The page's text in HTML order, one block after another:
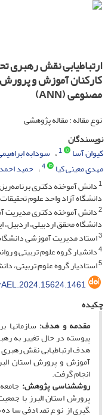
ارتباط‌یابی نقش رهبری
کارکنان آموزش و
مصنوعی (ANN)
نوع مقاله : مقاله پژوهشی
نویسندگان
کیوان آسا
1 سودابه
مهدی معینی کیا 4 حمید
1دانش آموخته دکتری
دانشگاه آزاد واحد علوم
2دانش آموخته دکتری مدیریت
دانشگاه محقق اردبیلی، اردبیل،
3استاد مدیریت آموزشی
4دانشیار گروه علوم تربیتی و
5استادیار گروه علوم تربیتی،
چکیده
مقدمه و هدف: سازمان­ها
پیوسته در حال تغییر به
هدف ارتباط­یابی نقش
انجام گرفت.
روش­شناسی پژوهش:
گیری از نوع تصادفی